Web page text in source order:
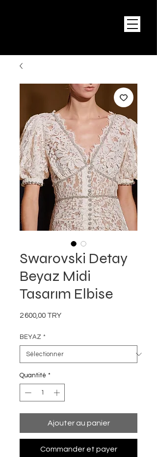
Swarovski Detay
Beyaz Midi
Tasarım Elbise
2 600,00 TRYPrix
BEYAZ *
Quantité *
Ajouter au panier
Commander et payer